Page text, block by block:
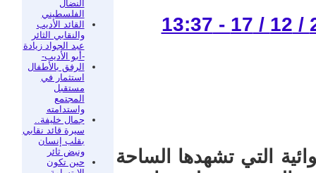
النضال
الفلسطيني
القائد الأديب
والنقابي الثائر
عبد الجواد زيادة
-أبو الأديب-
الرفق بالأطفال
استثمار في
مستقبل
المجتمع
واستدامته
جمال خليفة..
سيرة قائد نقابي
بقلب إنسان
ونبض ثائر
حين تكون
التي تشهدها الساحة